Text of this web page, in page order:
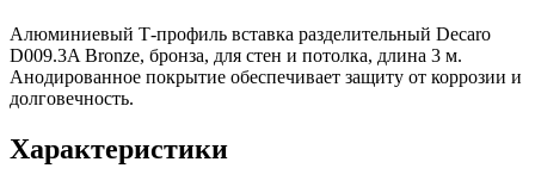
Алюминиевый Т-профиль вставка разделительный Decaro
D009.3A Bronze, бронза, для стен и потолка, длина 3 м.
Анодированное покрытие обеспечивает защиту от коррозии и
долговечность.
Характеристики